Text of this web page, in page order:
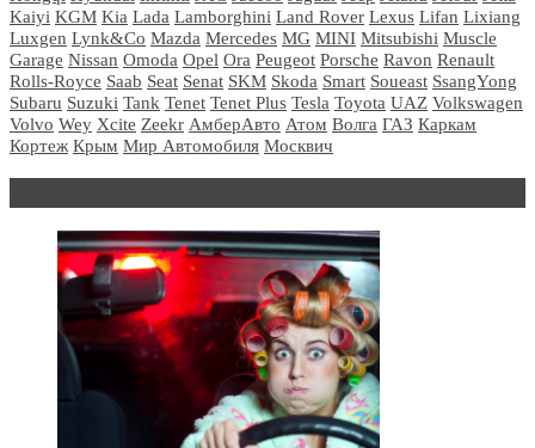
Kaiyi KGM Kia Lada Lamborghini Land Rover Lexus Lifan Lixiang
Luxgen Lynk&Co Mazda Mercedes MG MINI Mitsubishi Muscle
Garage Nissan Omoda Opel Ora Peugeot Porsche Ravon Renault
Rolls-Royce Saab Seat Senat SKM Skoda Smart Soueast SsangYong
Subaru Suzuki Tank Tenet Tenet Plus Tesla Toyota UAZ Volkswagen
Volvo Wey Xcite Zeekr АмберАвто Атом Волга ГАЗ Каркам
Кортеж Крым Мир Автомобиля Москвич